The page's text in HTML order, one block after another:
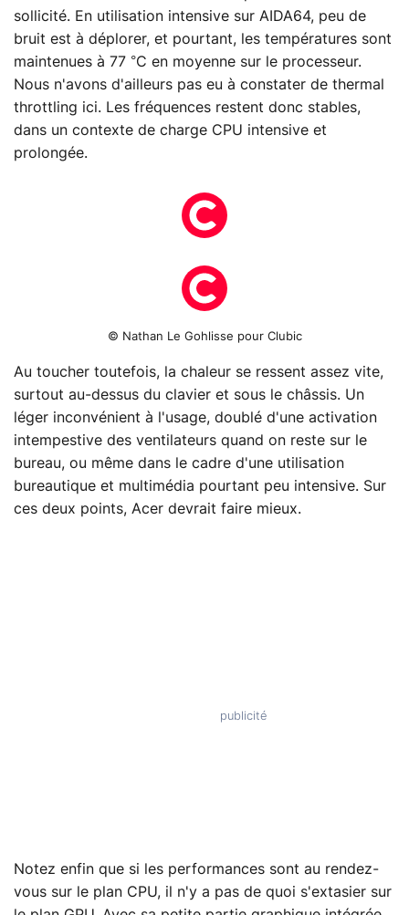
sollicité. En utilisation intensive sur AIDA64, peu de
bruit est à déplorer, et pourtant, les températures sont
maintenues à 77 °C en moyenne sur le processeur.
Nous n'avons d'ailleurs pas eu à constater de thermal
throttling ici. Les fréquences restent donc stables,
dans un contexte de charge CPU intensive et
prolongée.
© Nathan Le Gohlisse pour Clubic
Au toucher toutefois, la chaleur se ressent assez vite,
surtout au-dessus du clavier et sous le châssis. Un
léger inconvénient à l'usage, doublé d'une activation
intempestive des ventilateurs quand on reste sur le
bureau, ou même dans le cadre d'une utilisation
bureautique et multimédia pourtant peu intensive. Sur
ces deux points, Acer devrait faire mieux.
Notez enfin que si les performances sont au rendez-
vous sur le plan CPU, il n'y a pas de quoi s'extasier sur